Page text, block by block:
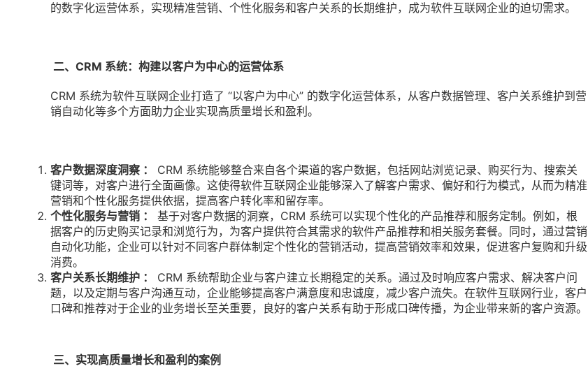
的数字化运营体系，实现精准营销、个性化服务和客户关系的长期维护，成为软件互联网企业的迫切需求。
二、CRM 系统：构建以客户为中心的运营体系
CRM 系统为软件互联网企业打造了 “以客户为中心” 的数字化运营体系，从客户数据管理、客户关系维护到营
销自动化等多个方面助力企业实现高质量增长和盈利。
客户数据深度洞察 ：
CRM 系统能够整合来自各个渠道的客户数据，包括网站浏览记录、购买行为、搜索关
键词等，对客户进行全面画像。这使得软件互联网企业能够深入了解客户需求、偏好和行为模式，从而为精准
营销和个性化服务提供依据，提高客户转化率和留存率。
个性化服务与营销 ：
基于对客户数据的洞察，CRM 系统可以实现个性化的产品推荐和服务定制。例如，根
据客户的历史购买记录和浏览行为，为客户提供符合其需求的软件产品推荐和相关服务套餐。同时，通过营销
自动化功能，企业可以针对不同客户群体制定个性化的营销活动，提高营销效率和效果，促进客户复购和升级
消费。
客户关系长期维护 ：
CRM 系统帮助企业与客户建立长期稳定的关系。通过及时响应客户需求、解决客户问
题，以及定期与客户沟通互动，企业能够提高客户满意度和忠诚度，减少客户流失。在软件互联网行业，客户
口碑和推荐对于企业的业务增长至关重要，良好的客户关系有助于形成口碑传播，为企业带来新的客户资源。
三、实现高质量增长和盈利的案例